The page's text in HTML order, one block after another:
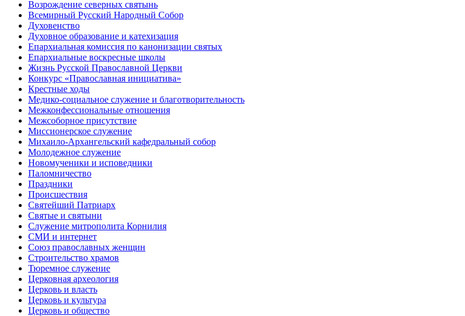
Возрождение северных святынь
Всемирный Русский Народный Собор
Духовенство
Духовное образование и катехизация
Епархиальная комиссия по канонизации святых
Епархиальные воскресные школы
Жизнь Русской Православной Церкви
Конкурс «Православная инициатива»
Крестные ходы
Медико-социальное служение и благотворительность
Межконфессиональные отношения
Межсоборное присутствие
Миссионерское служение
Михаило-Архангельский кафедральный собор
Молодежное служение
Новомученики и исповедники
Паломничество
Праздники
Происшествия
Святейший Патриарх
Святые и святыни
Служение митрополита Корнилия
СМИ и интернет
Союз православных женщин
Строительство храмов
Тюремное служение
Церковная археология
Церковь и власть
Церковь и культура
Церковь и общество